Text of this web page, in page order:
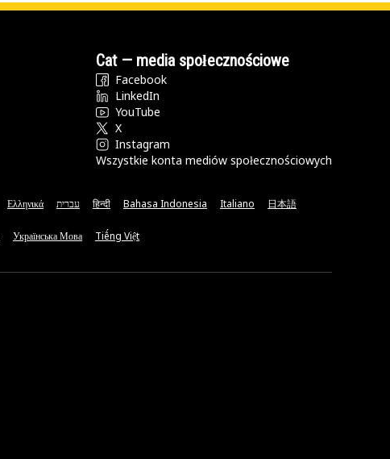
Cat — media społecznościowe
Facebook
LinkedIn
YouTube
X
Instagram
Wszystkie konta mediów społecznościowych
Ελληνικά עברית हिन्दी Bahasa Indonesia Italiano 日本語
Українська Мова Tiếng Việt